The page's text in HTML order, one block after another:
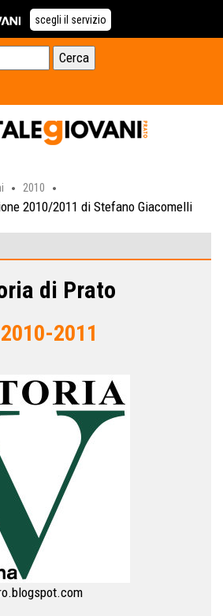
scegli il servizio
2010
2010/2011 di Stefano Giacomelli
di Prato
2011